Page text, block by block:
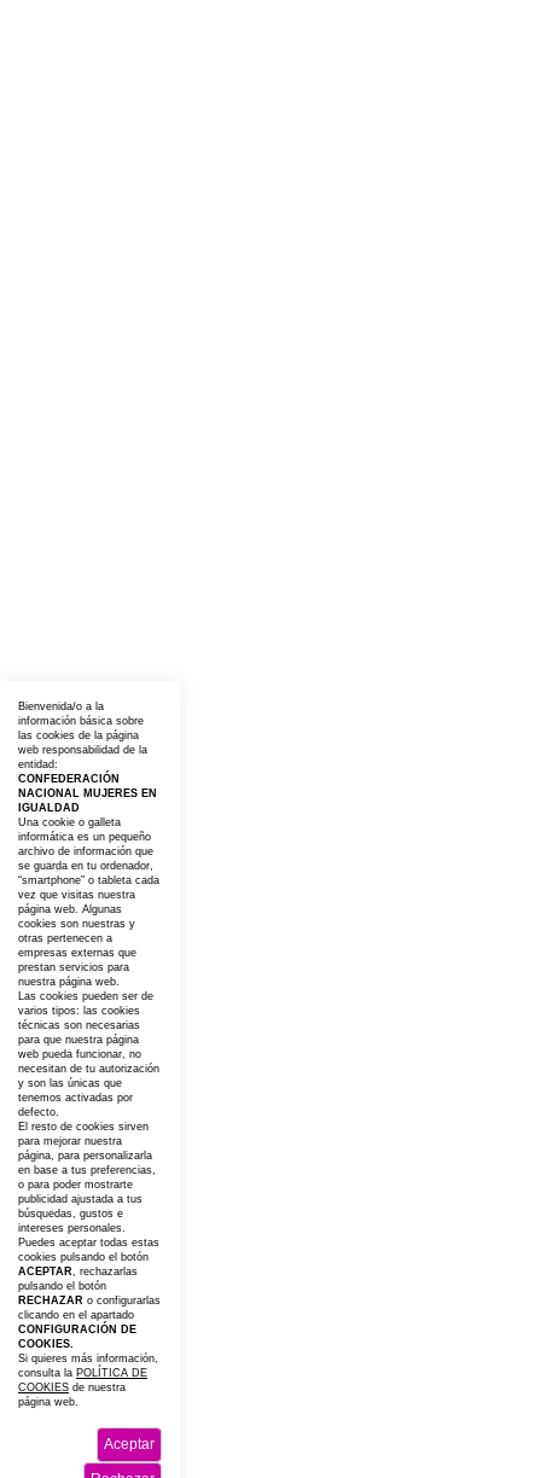
Bienvenida/o a la
información básica sobre
las cookies de la página
web responsabilidad de la
entidad:
CONFEDERACIÓN
NACIONAL MUJERES EN
IGUALDAD
Una cookie o galleta
informática es un pequeño
archivo de información que
se guarda en tu ordenador,
“smartphone” o tableta cada
vez que visitas nuestra
página web. Algunas
cookies son nuestras y
otras pertenecen a
empresas externas que
prestan servicios para
nuestra página web.
Las cookies pueden ser de
varios tipos: las cookies
técnicas son necesarias
para que nuestra página
web pueda funcionar, no
necesitan de tu autorización
y son las únicas que
tenemos activadas por
defecto.
El resto de cookies sirven
para mejorar nuestra
página, para personalizarla
en base a tus preferencias,
o para poder mostrarte
publicidad ajustada a tus
búsquedas, gustos e
intereses personales.
Puedes aceptar todas estas
cookies pulsando el botón
ACEPTAR, rechazarlas
pulsando el botón
RECHAZAR o configurarlas
clicando en el apartado
CONFIGURACIÓN DE
COOKIES.
Si quieres más información,
consulta la POLÍTICA DE
COOKIES de nuestra
página web.
Aceptar